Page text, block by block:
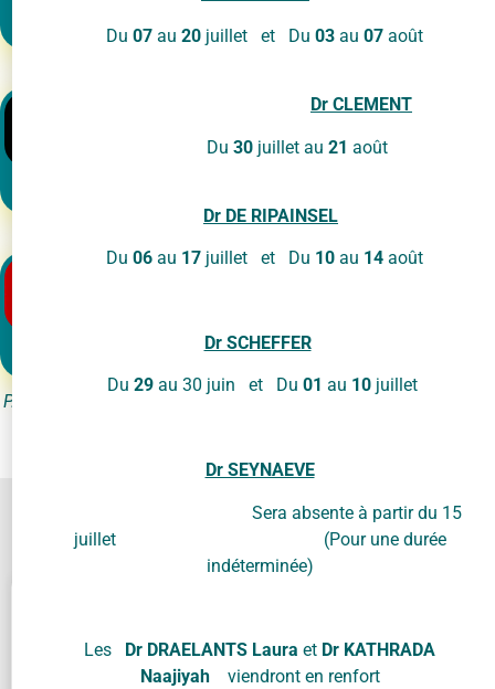
Vie relationnelle, affective et sexuelle
P.S. : Tu connais un site pertinent à recommander ? N’hésite pas
Contactez-nous !
Du 07au 20juillet et Du 03 au 07août
Dr CLEMENT
Du 30 juillet au 21 août
Dr DE RIPAINSEL
Du 06au 17juillet et Du 10 au 14août
Dr SCHEFFER
Du 29au 30 juin et Du 01 au 10juillet
Dr SEYNAEVE
Sera absente à partir du 15
juillet (Pour une durée
indéterminée)
Les Dr DRAELANTS Laura et Dr KATHRADA
Naajiyahviendront en renfort